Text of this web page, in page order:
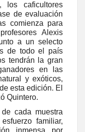
los caficultores
de evaluación
comienza para
Alexis
a un selecto
de todo el país
tendrán la gran
en las
y exóticos,
esta edición. El
Quintero.
cada muestra
familiar,
inmensa por